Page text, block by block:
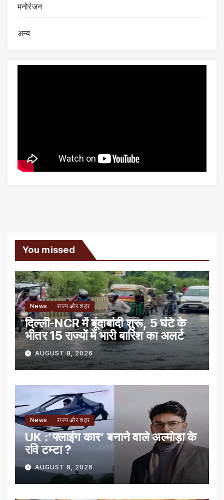
मनोरंजन
अन्य
You missed
News राज्य और शहर
दिल्ली-NCR में बूंदाबांदी शुरू, 5 घंटे के
भीतर 15 राज्यों में भारी बारिश का अलर्ट
AUGUST 8, 2026
News राज्य और शहर
UK :’फ्लाइंग कार’ बनाने वाले अल्मोड़ा के
रवि टम्टा ?
AUGUST 8, 2026